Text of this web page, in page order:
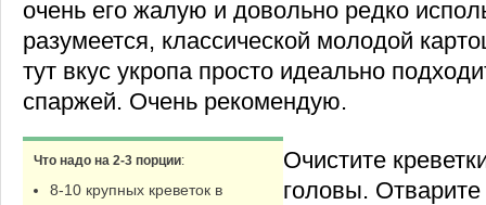
очень его жалую и довольно редко
разумеется, классической молодой
тут вкус укропа просто идеально
спаржей. Очень рекомендую.
Что надо на 2-3 порции:
8-10 крупных креветок в
Очистите
головы.